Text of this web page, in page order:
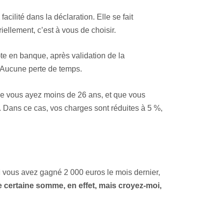
dans la déclaration. Elle se fait
c’est à vous de choisir.
en banque, après validation de la
perte de temps.
vous ayez moins de 26 ans, et que vous
ce cas, vos charges sont réduites à 5 %,
avez gagné 2 000 euros le mois dernier,
certaine somme, en effet, mais croyez-moi,